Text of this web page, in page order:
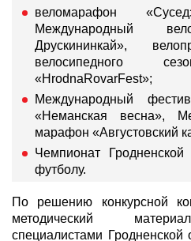
веломарафон
Международный
Друскининкай»,
велосипедного
«HrodnaRovarFest»;
Международный
«Неманская весна»,
марафон «Августовский
Чемпионат
футболу.
По решению конкурсной
методический
специалистами